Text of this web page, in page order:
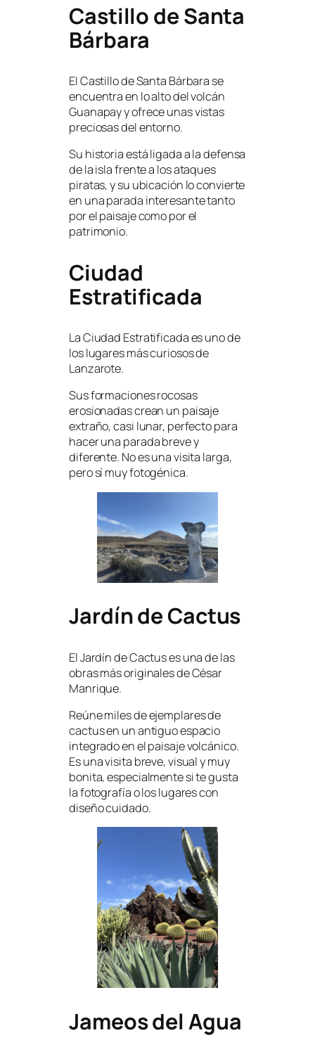
Castillo de Santa
Bárbara
El Castillo de Santa Bárbara se
encuentra en lo alto del volcán
Guanapay y ofrece unas vistas
preciosas del entorno.
Su historia está ligada a la defensa
de la isla frente a los ataques
piratas, y su ubicación lo convierte
en una parada interesante tanto
por el paisaje como por el
patrimonio.
Ciudad
Estratificada
La Ciudad Estratificada es uno de
los lugares más curiosos de
Lanzarote.
Sus formaciones rocosas
erosionadas crean un paisaje
extraño, casi lunar, perfecto para
hacer una parada breve y
diferente. No es una visita larga,
pero sí muy fotogénica.
Jardín de Cactus
El Jardín de Cactus es una de las
obras más originales de César
Manrique.
Reúne miles de ejemplares de
cactus en un antiguo espacio
integrado en el paisaje volcánico.
Es una visita breve, visual y muy
bonita, especialmente si te gusta
la fotografía o los lugares con
diseño cuidado.
Jameos del Agua